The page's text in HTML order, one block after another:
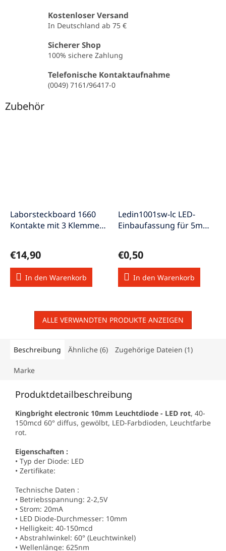
Kostenloser Versand
In Deutschland ab 75 €
Sicherer Shop
100% sichere Zahlung
Telefonische Kontaktaufnahme
(0049) 7161/96417-0
Zubehör
Laborsteckboard 1660
Kontakte mit 3 Klemmen
€14,90
In den Warenkorb
Ledin1001sw-lc LED-
Einbaufassung für 5mm-
€0,50
In den Warenkorb
ALLE VERWANDTEN PRODUKTE ANZEIGEN
Beschreibung Ähnliche (6) Zugehörige Dateien (1)
Marke
Produktdetailbeschreibung
Kingbright electronic 10mm Leuchtdiode - LED rot, 40-
150mcd 60° diffus, gewölbt, LED-Farbdioden, Leuchtfarbe
rot.
Eigenschaften :
• Typ der Diode: LED
• Zertifikate:
Technische Daten :
• Betriebsspannung: 2-2,5V
• Strom: 20mA
• LED Diode-Durchmesser: 10mm
• Helligkeit: 40-150mcd
• Abstrahlwinkel: 60° (Leuchtwinkel)
• Wellenlänge: 625nm